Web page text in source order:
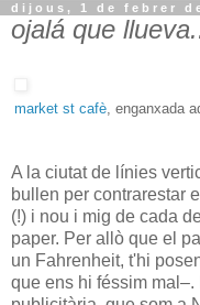
dijous, 1 de febrer
ojalá que
market st cafè , enganxada
A la ciutat de línies
bullen per contrarestar
(!) i nou i mig de cada
paper. Per allò que el
un Fahrenheit, t'hi
que ens hi féssim